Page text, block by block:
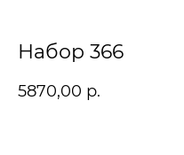
Набор 366
5870,00 р.